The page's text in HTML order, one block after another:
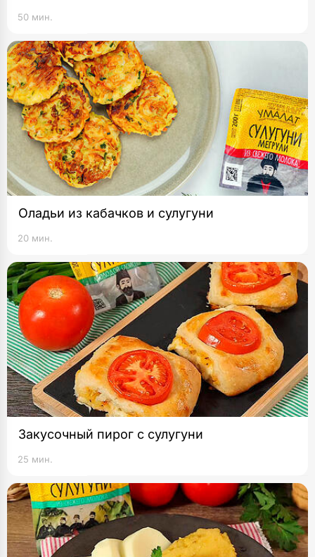
50 мин.
Оладьи из кабачков и сулугуни
20 мин.
Закусочный пирог с сулугуни
25 мин.